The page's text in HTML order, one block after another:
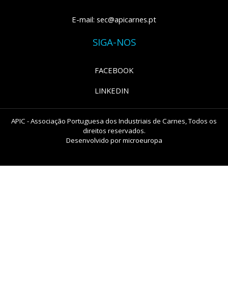
E-mail: sec@apicarnes.pt
SIGA-NOS
FACEBOOK
LINKEDIN
APIC - Associação Portuguesa dos Industriais de Carnes, Todos os
direitos reservados.
Desenvolvido pormicroeuropa